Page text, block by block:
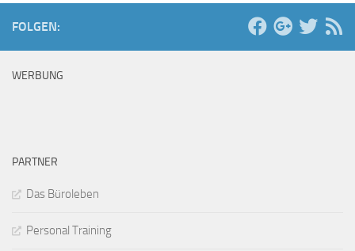
FOLGEN:
WERBUNG
PARTNER
Das Büroleben
Personal Training